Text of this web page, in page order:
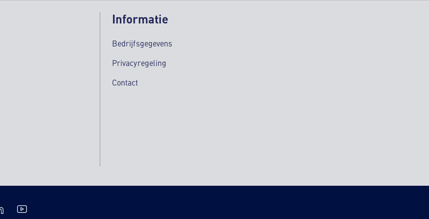
Informatie
Bedrijfsgegevens
Privacyregeling
Contact